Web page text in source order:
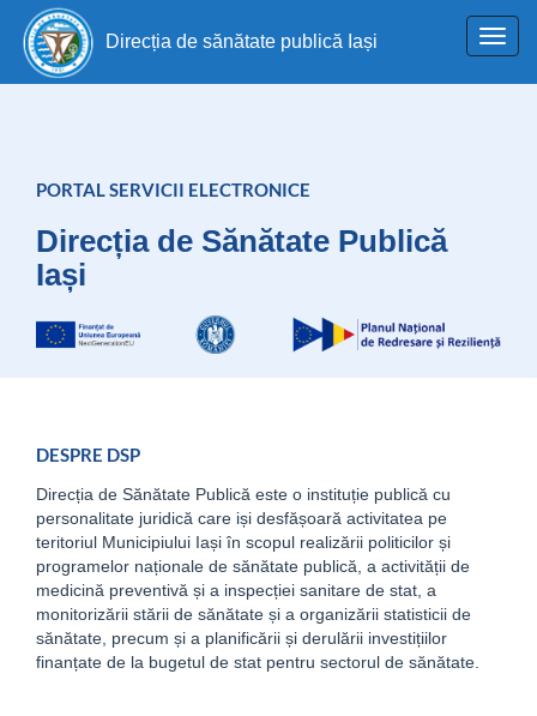
Direcția de sănătate publică Iași
PORTAL SERVICII ELECTRONICE
Direcția de Sănătate Publică
Iași
DESPRE DSP
Direcția de Sănătate Publică este o instituție publică cu
personalitate juridică care iși desfășoară activitatea pe
teritoriul Municipiului Iași în scopul realizării politicilor și
programelor naționale de sănătate publică, a activității de
medicină preventivă și a inspecției sanitare de stat, a
monitorizării stării de sănătate și a organizării statisticii de
sănătate, precum și a planificării și derulării investițiilor
finanțate de la bugetul de stat pentru sectorul de sănătate.